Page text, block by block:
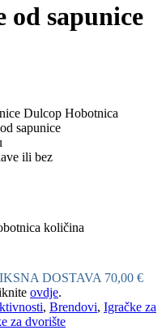
od sapunice
Dulcop Hobotnica
sapunice
ili bez
količina
DOSTAVA 70,00 €
ovdje.
, Brendovi, Igračke za
za dvorište